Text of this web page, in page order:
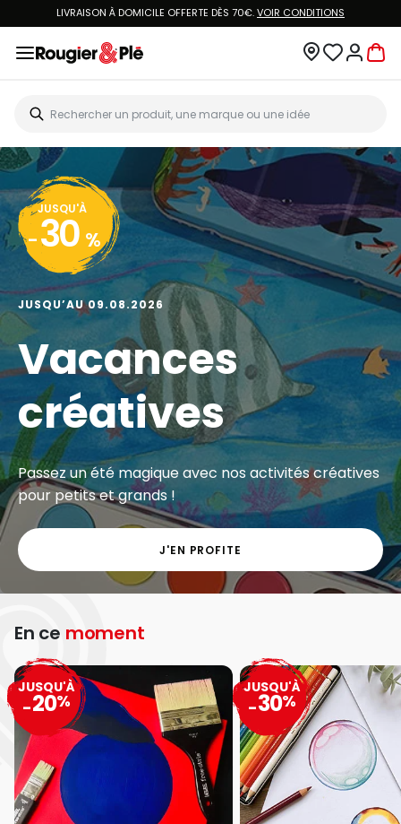
LIVRAISON À DOMICILE OFFERTE DÈS 70€.VOIR CONDITIONS
JUSQU'À
- 30 %
JUSQU’AU 09.08.2026
Vacances
créatives
Passez un été magique avec nos activités créatives
pour petits et grands !
J'EN PROFITE
En ce moment
JUSQU'À
-20%
JUSQU'À
-30%